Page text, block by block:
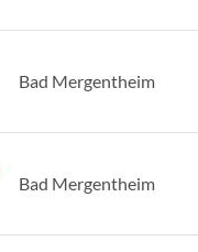
Bad Mergentheim
Bad Mergentheim